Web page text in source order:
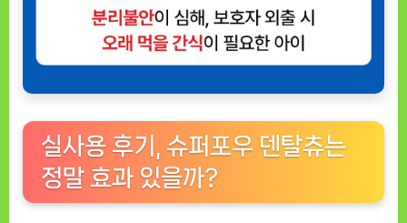
실사용 후기, 슈퍼포우 덴탈츄는
정말 효과 있을까?